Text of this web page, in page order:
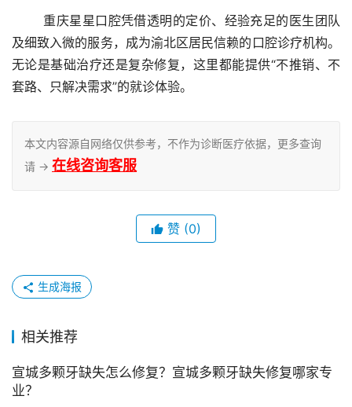
及细致入微的服务，成为渝北区居民信赖的口腔诊疗机构。
无论是基础治疗还是复杂修复，这里都能提供“不推销、不
套路、只解决需求”的就诊体验。
本文内容源自网络仅供参考，不作为诊断医疗依据，更多查询
请 → 在线咨询客服
赞 (0)
生成海报
相关推荐
宣城多颗牙缺失怎么修复？宣城多颗牙缺失修复哪家专
业？